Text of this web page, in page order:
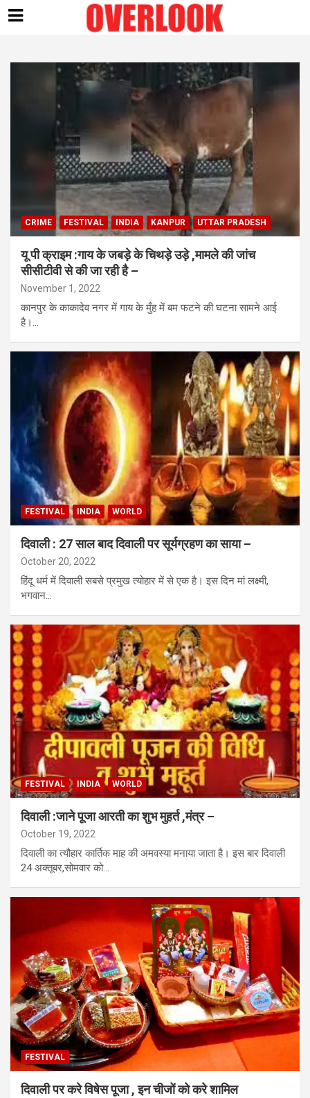
CRIME FESTIVAL INDIA KANPUR UTTAR PRADESH
यू पी क्राइम :गाय के जबड़े के चिथड़े उड़े ,मामले की जांच
सीसीटीवी से की जा रही है –
November 1, 2022
कानपुर के काकादेव नगर में गाय के मुँह में बम फटने की घटना सामने आई
है।…
FESTIVAL INDIA WORLD
दिवाली : 27 साल बाद दिवाली पर सूर्यग्रहण का साया –
October 20, 2022
हिंदू धर्म में दिवाली सबसे प्रमुख त्योहार में से एक है। इस दिन मां लक्ष्मी,
भगवान…
FESTIVAL INDIA WORLD
दिवाली :जाने पूजा आरती का शुभ मुहर्त ,मंत्र –
October 19, 2022
दिवाली का त्यौहार कार्तिक माह की अमवस्या मनाया जाता है। इस बार दिवाली
24 अक्तूबर,सोमवार को…
FESTIVAL
दिवाली पर करे विषेस पूजा , इन चीजों को करे शामिल